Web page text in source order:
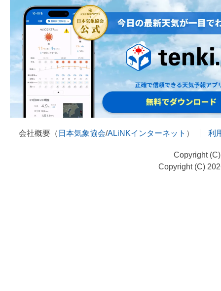
会社概要（ 日本気象協会/ALiNKインターネット ） 利
Copyright
Copyright (C)